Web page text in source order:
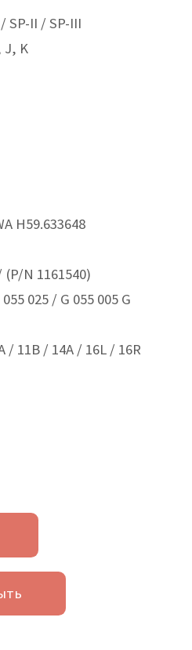
SP-II / SP-III
J, K
H59.633648
N 1161540)
025 / G 055 005 G
/ 11B / 14A / 16L / 16R